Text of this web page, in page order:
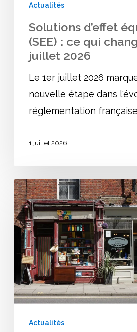
juillet
2026
Actualités
Solutions d’effet
(SEE) : ce qui
juillet 2026
Le 1er juillet 2026
nouvelle étape dans
réglementation
1 juillet 2026
Ouvrir
un
ERP
Guide
complet
et
étapes
Actualités